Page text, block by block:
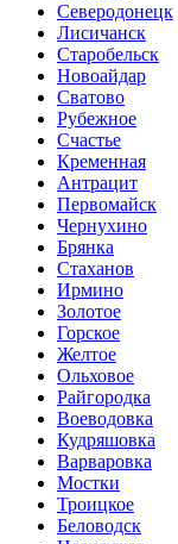
Северодонецк
Лисичанск
Старобельск
Новоайдар
Сватово
Рубежное
Счастье
Кременная
Антрацит
Первомайск
Чернухино
Брянка
Стаханов
Ирмино
Золотое
Горское
Желтое
Ольховое
Райгородка
Воеводовка
Кудряшовка
Варваровка
Мостки
Троицкое
Беловодск